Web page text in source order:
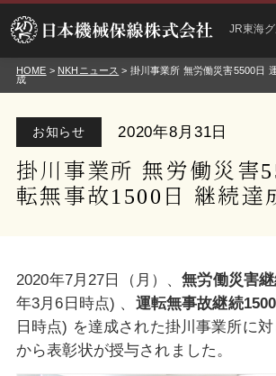
JR東海
HOME > NKHニュース > 掛川事業所 無労働災害5500日
成
お知らせ 2020年8月31日
掛川事業所 無労働災害
転無事故1500日 継続達
2020年7月27日（月）、無労働災害
年3月6日時点) 、 運転無事故継続1500
日時点) を達成された掛川事業所に
から表彰状が授与されました。